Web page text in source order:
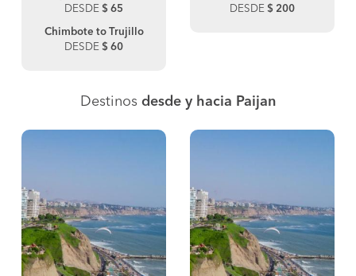
DESDE $ 65
Chimbote to Trujillo
DESDE $ 60
DESDE $ 200
Destinos desde y hacia Paijan